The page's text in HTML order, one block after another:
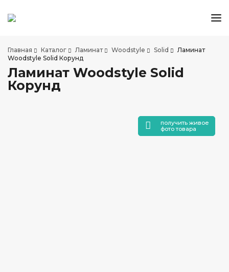
АКЦИИ И СКИДКИ
О КОМПАНИИ
НАШИ МАГАЗИНЫ
Главная Каталог Ламинат Woodstyle Solid
Ламинат
Woodstyle Solid Корунд
Ламинат Woodstyle Solid
Корунд
получить живое
фото товара